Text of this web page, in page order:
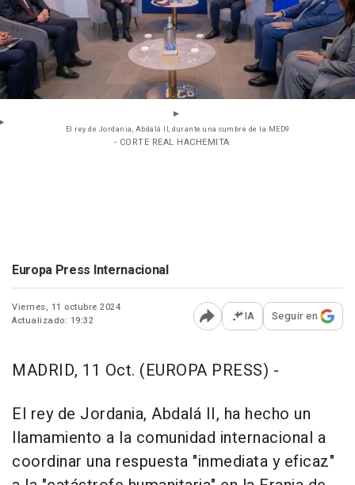
El rey de Jordania, Abdalá II, durante una cumbre de la MED9
- CORTE REAL HACHEMITA
Europa Press Internacional
Viernes, 11 octubre 2024
Actualizado: 19:32
Abrir opciones para
IA Seguir en
MADRID, 11 Oct. (EUROPA PRESS) -
El rey de Jordania, Abdalá II, ha hecho un
llamamiento a la comunidad internacional a
coordinar una respuesta "inmediata y eficaz"